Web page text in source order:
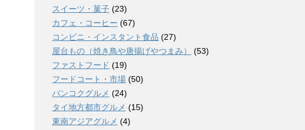
スイーツ・菓子 (23)
カフェ・コーヒー (67)
コンビニ・インスタント食品 (27)
屋台もの（焼き鳥や唐揚げやつまみ）
(53)
ファストフード (19)
フードコート・市場 (50)
バンコクグルメ (24)
タイ地方都市グルメ (15)
東南アジアグルメ (4)